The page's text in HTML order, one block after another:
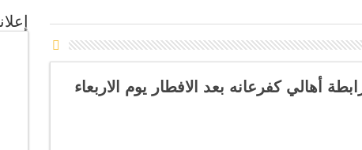
أهالي كفرعانه بعد الافطار يوم الاربعاء